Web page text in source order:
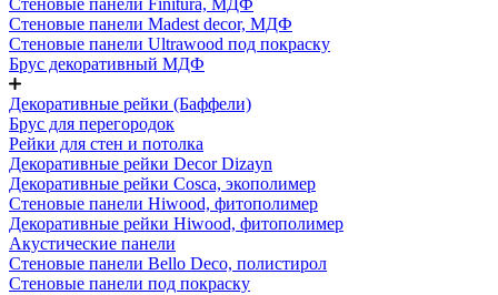
Стеновые панели Finitura, МДФ
Стеновые панели Madest decor, МДФ
Стеновые панели Ultrawood под покраску
Брус декоративный МДФ
Декоративные рейки (Баффели)
Брус для перегородок
Рейки для стен и потолка
Декоративные рейки Decor Dizayn
Декоративные рейки Cosca, экополимер
Стеновые панели Hiwood, фитополимер
Декоративные рейки Hiwood, фитополимер
Акустические панели
Стеновые панели Bello Deco, полистирол
Стеновые панели под покраску